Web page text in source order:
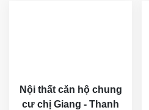
Nội thất căn hộ chung
cư chị Giang - Thanh